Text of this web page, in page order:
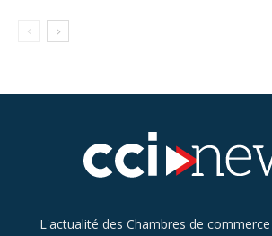
L'actualité des Chambres de